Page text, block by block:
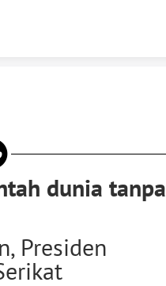
dunia tanpa
Presiden